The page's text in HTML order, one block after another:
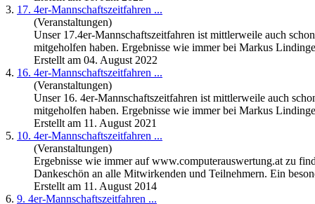
3. 17. 4er-Mannschaftszeitfahren ...
(Veranstaltungen)
Unser 17.4er-Mannschaftszeitfahren ist mittlerweile auch
mitgeholfen haben. Ergebnisse wie immer bei Markus
Erstellt am 04. August 2022
4. 16. 4er-Mannschaftszeitfahren ...
(Veranstaltungen)
Unser 16. 4er-Mannschaftszeitfahren ist mittlerweile auch
mitgeholfen haben. Ergebnisse wie immer bei Markus
Erstellt am 11. August 2021
5. 10. 4er-Mannschaftszeitfahren ...
(Veranstaltungen)
Ergebnisse wie immer auf www.computerauswertung.at zu
Dankeschön an alle Mitwirkenden und Teilnehmern. Ein
Erstellt am 11. August 2014
6. 9. 4er-Mannschaftszeitfahren ...